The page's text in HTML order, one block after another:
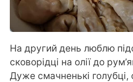
На другий день люблю
сковорідці на олії до
Дуже смачненькі голубці,